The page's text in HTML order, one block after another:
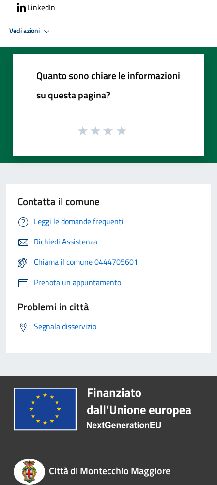
LinkedIn
Vedi azioni
Quanto sono chiare le informazioni
su questa pagina?
Contatta il comune
Leggi le domande frequenti
Richiedi Assistenza
Chiama il comune 0444705601
Prenota un appuntamento
Problemi in città
Segnala disservizio
Città di Montecchio Maggiore